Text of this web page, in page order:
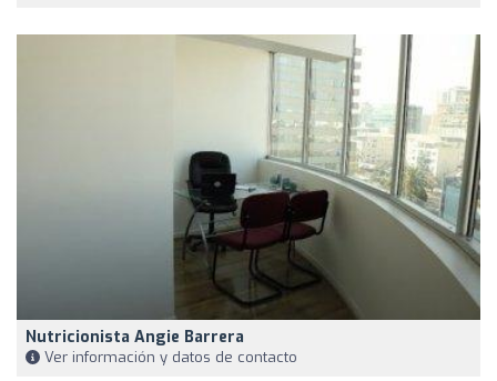
Nutricionista Angie Barrera
Ver información y datos de contacto